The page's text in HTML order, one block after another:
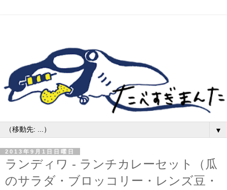
▼
2013年9月1日日曜日
ランディワ - ランチカレーセット（瓜
のサラダ・ブロッコリー・レンズ豆・